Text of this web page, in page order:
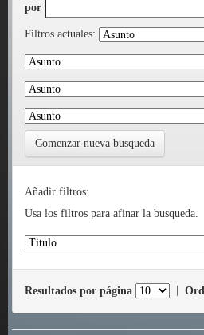
por
Filtros actuales:
Comenzar nueva busqueda
Añadir filtros:
Usa los filtros para afinar la busqueda.
Resultados por página